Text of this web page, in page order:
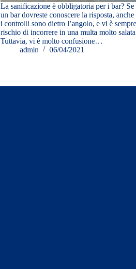
La sanificazione è obbligatoria per i bar? Se
un bar dovreste conoscere la risposta, anche
i controlli sono dietro l’angolo, e vi è
rischio di incorrere in una multa molto
Tuttavia, vi è molto confusione…
admin
06/04/2021